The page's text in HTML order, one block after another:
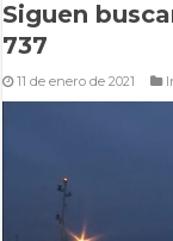
Siguen
737
11 de enero de 2021